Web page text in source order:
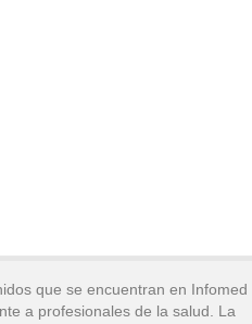
que se encuentran en Infomed
a profesionales de la salud. La